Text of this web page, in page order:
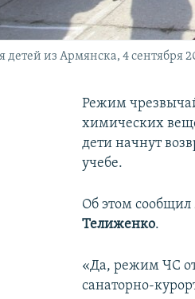
детей из Армянска, 4 сентября
Режим
химических
дети начнут
учебе.
Об этом сообщил
Телиженко.
«Да, режим ЧС
санаторно-